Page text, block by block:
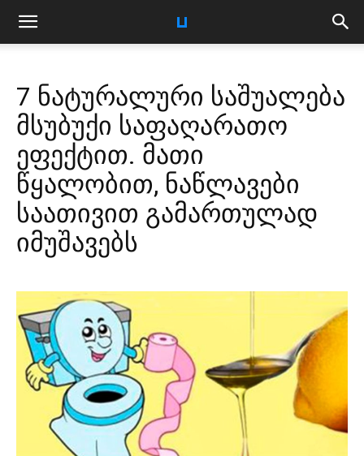
7 ნატურალური საშუალება
მსუბუქი საფაღარათო
ეფექტით. მათი
წყალობით, ნაწლავები
საათივით გამართულად
იმუშავებს